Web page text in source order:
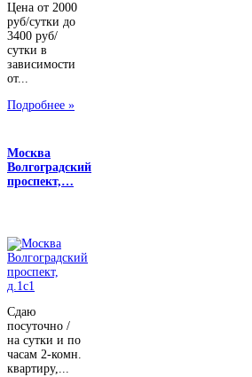
Цена от 2000
руб/сутки до
3400 руб/
сутки в
зависимости
от...
Подробнее »
Москва
Волгоградский
проспект,…
Сдаю
посуточно /
на сутки и по
часам 2-комн.
квартиру,...